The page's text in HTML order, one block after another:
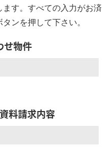
す。すべての入力がお済
ンを押して下さい。
せ物件
料請求内容